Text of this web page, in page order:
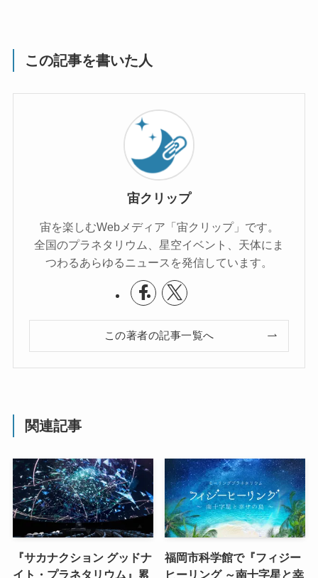
この記事を書いた人
宙クリップ
宙を楽しむWebメディア「宙クリップ」です。
全国のプラネタリウム、星空イベント、天体にま
つわるあらゆるニュースを発信しています。
この著者の記事一覧へ
関連記事
『サカナクション グッドナ
イト・プラネタリウム』累
福岡市科学館で『フィジー
ヒーリング ～南十字星と幸